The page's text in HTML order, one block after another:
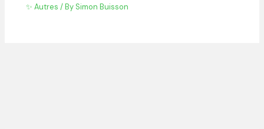
✨ Autres / By Simon Buisson